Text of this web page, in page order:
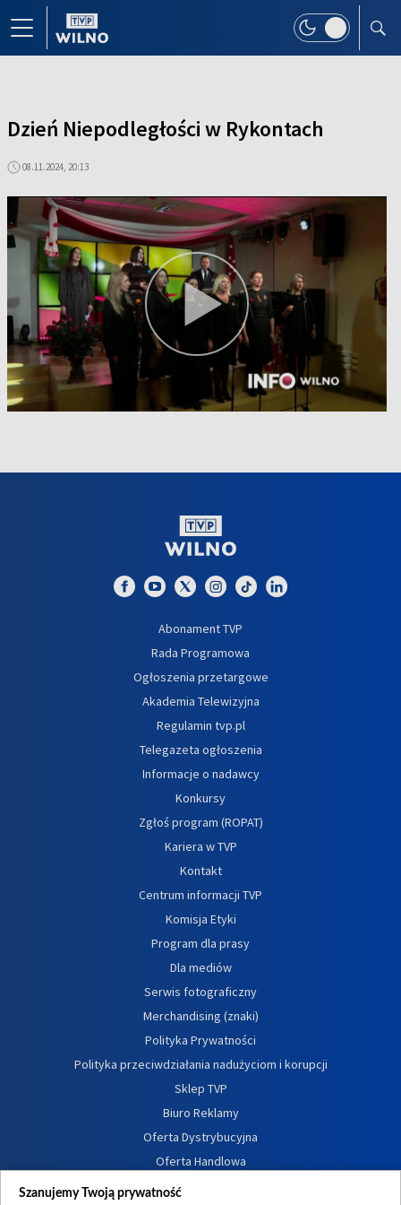
Dzień Niepodległości w Rykontach
08.11.2024, 20:13
Abonament TVP
Rada Programowa
Ogłoszenia przetargowe
Akademia Telewizyjna
Regulamin tvp.pl
Telegazeta ogłoszenia
Informacje o nadawcy
Konkursy
Zgłoś program (ROPAT)
Kariera w TVP
Kontakt
Centrum informacji TVP
Komisja Etyki
Program dla prasy
Dla mediów
Serwis fotograficzny
Merchandising (znaki)
Polityka Prywatności
Polityka przeciwdziałania nadużyciom i korupcji
Sklep TVP
Biuro Reklamy
Oferta Dystrybucyjna
Oferta Handlowa
Dostępność
Szanujemy Twoją prywatność